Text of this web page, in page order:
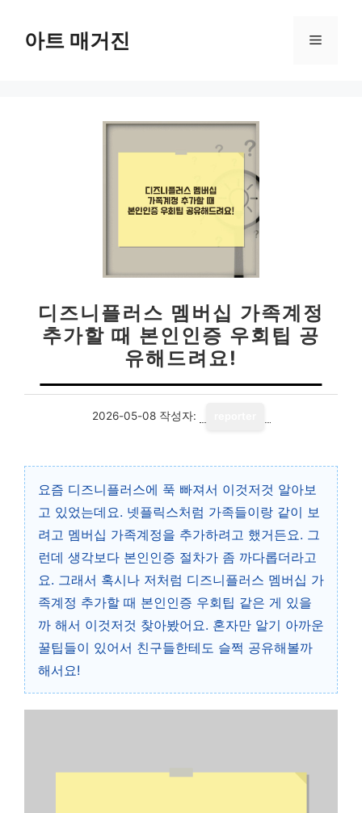
아트 매거진 메
디즈니플러스 멤버십 가족계정
추가할 때 본인인증 우회팁 공
유해드려요!
2026-05-08 작성자:
요즘 디즈니플러스에 푹 빠져서 이것저것 알아보
고 있었는데요. 넷플릭스처럼 가족들이랑 같이 보
려고 멤버십 가족계정을 추가하려고 했거든요. 그
런데 생각보다 본인인증 절차가 좀 까다롭더라고
요. 그래서 혹시나 저처럼 디즈니플러스 멤버십 가
족계정 추가할 때 본인인증 우회팁 같은 게 있을
까 해서 이것저것 찾아봤어요. 혼자만 알기 아까운
꿀팁들이 있어서 친구들한테도 슬쩍 공유해볼까
해서요!